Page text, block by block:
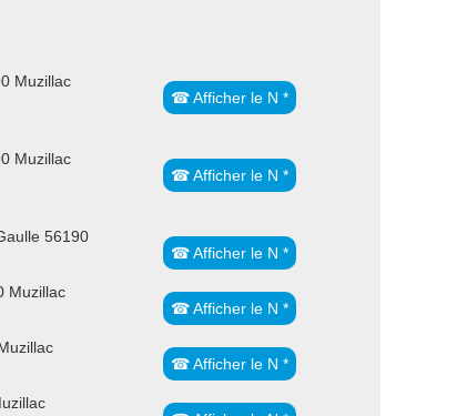
Muzillac
☎ Afficher le N *
Muzillac
☎ Afficher le N *
56190
☎ Afficher le N *
Muzillac
☎ Afficher le N *
☎ Afficher le N *